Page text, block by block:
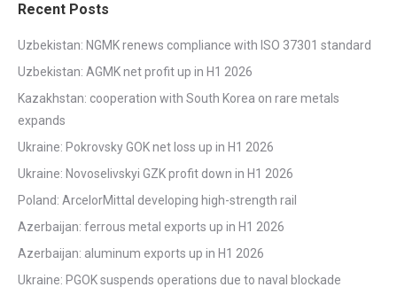
Recent Posts
Uzbekistan: NGMK renews compliance with ISO 37301 standard
Uzbekistan: AGMK net profit up in H1 2026
Kazakhstan: cooperation with South Korea on rare metals
expands
Ukraine: Pokrovsky GOK net loss up in H1 2026
Ukraine: Novoselivskyi GZK profit down in H1 2026
Poland: ArcelorMittal developing high-strength rail
Azerbaijan: ferrous metal exports up in H1 2026
Azerbaijan: aluminum exports up in H1 2026
Ukraine: PGOK suspends operations due to naval blockade